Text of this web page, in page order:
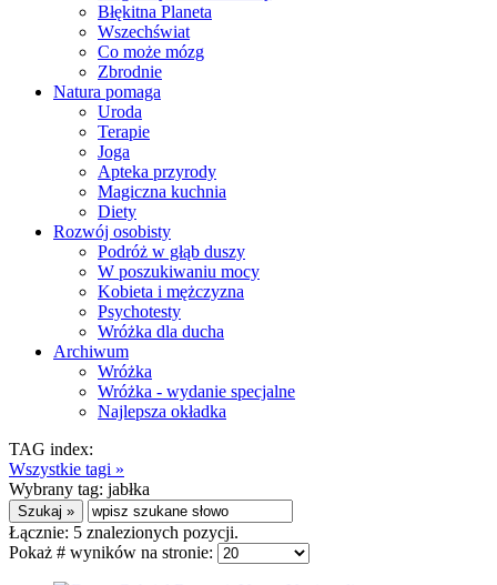
Błękitna Planeta
Wszechświat
Co może mózg
Zbrodnie
Natura pomaga
Uroda
Terapie
Joga
Apteka przyrody
Magiczna kuchnia
Diety
Rozwój osobisty
Podróż w głąb duszy
W poszukiwaniu mocy
Kobieta i mężczyzna
Psychotesty
Wróżka dla ducha
Archiwum
Wróżka
Wróżka - wydanie specjalne
Najlepsza okładka
TAG index:
Wszystkie tagi »
Wybrany tag: jabłka
Łącznie: 5 znalezionych pozycji.
Pokaż # wyników na stronie: